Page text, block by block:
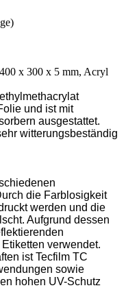
x 300 x 5 mm, Acryl
und ist mit
ausgestattet.
witterungsbeständig
die Farblosigkeit
werden und die
Aufgrund dessen
verwendet.
ist Tecfilm TC
sowie
hohen UV-Schutz